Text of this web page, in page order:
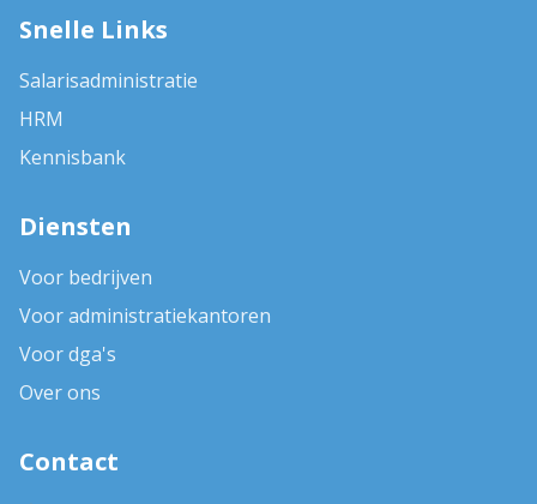
Snelle Links
Salarisadministratie
HRM
Kennisbank
Diensten
Voor bedrijven
Voor administratiekantoren
Voor dga's
Over ons
Contact